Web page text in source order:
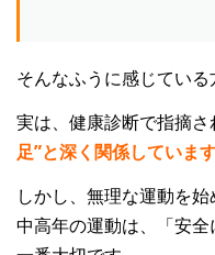
そんなふうに感じている
実は、健康診断で指摘さ
足”と深く関係しています
しかし、無理な運動を始
中高年の運動は、「安